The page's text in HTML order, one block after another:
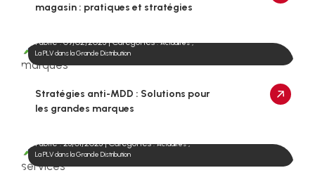
magasin : pratiques et stratégies
Publié : 09/02/2023 | Catégories :Actualités,
La PLV dans la Grande Distribution
Stratégies anti-MDD : Solutions pour
les grandes marques
Publié : 23/01/2023 | Catégories :Actualités,
La PLV dans la Grande Distribution